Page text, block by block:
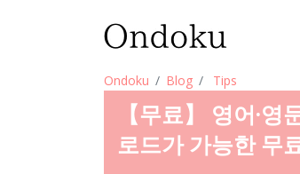
Ondoku Blog Tips
【무료】 영어·
로드가 가능한 무